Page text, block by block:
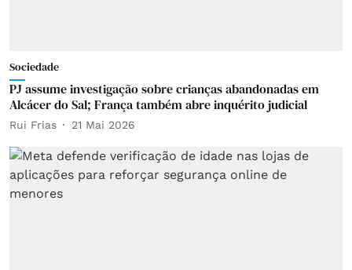
Sociedade
PJ assume investigação sobre crianças abandonadas em
Alcácer do Sal; França também abre inquérito judicial
Rui Frias 21 Mai 2026